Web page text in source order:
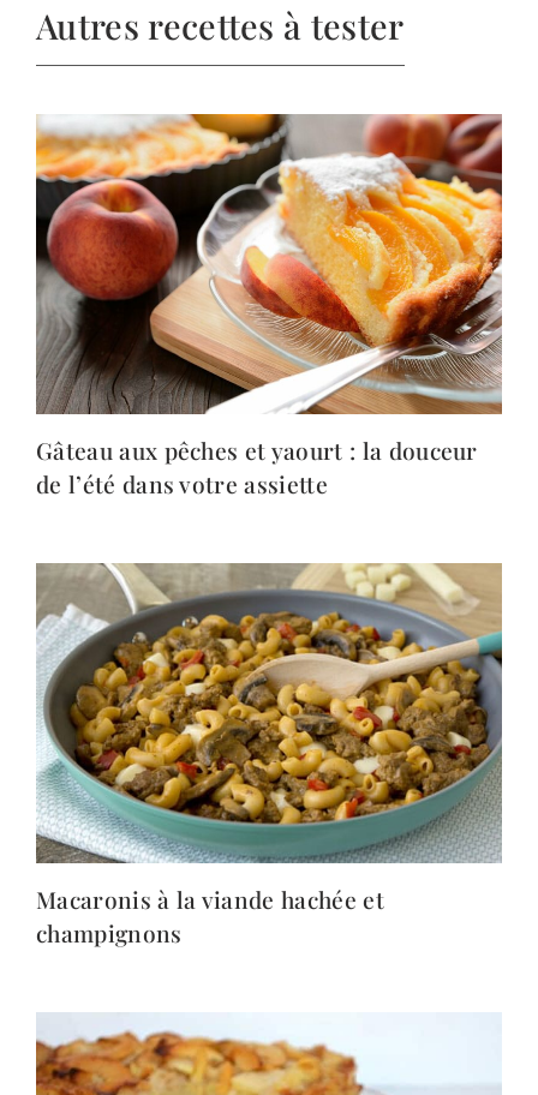
Autres recettes à tester
Gâteau aux pêches et yaourt : la douceur
de l’été dans votre assiette
Macaronis à la viande hachée et
champignons